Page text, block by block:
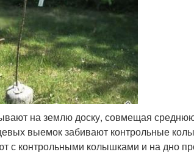
на землю доску, совмещая
выемок забивают контрольные
с контрольными колышками и на дно